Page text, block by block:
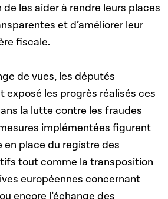
les aider à rendre leurs places
et d’améliorer leur
fiscale.
de vues, les députés
exposé les progrès réalisés ces
la lutte contre les fraudes
implémentées figurent
place du registre des
tout comme la transposition
européennes concernant